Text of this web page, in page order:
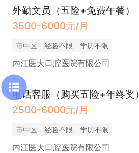
外勤文员（五险+免费午餐）
3500-6000元/月
市中区 经验不限 学历不限
内江医大口腔医院有限公司
电话客服（购买五险+年终奖）
2500-6000元/月
市中区 经验不限 学历不限
内江医大口腔医院有限公司